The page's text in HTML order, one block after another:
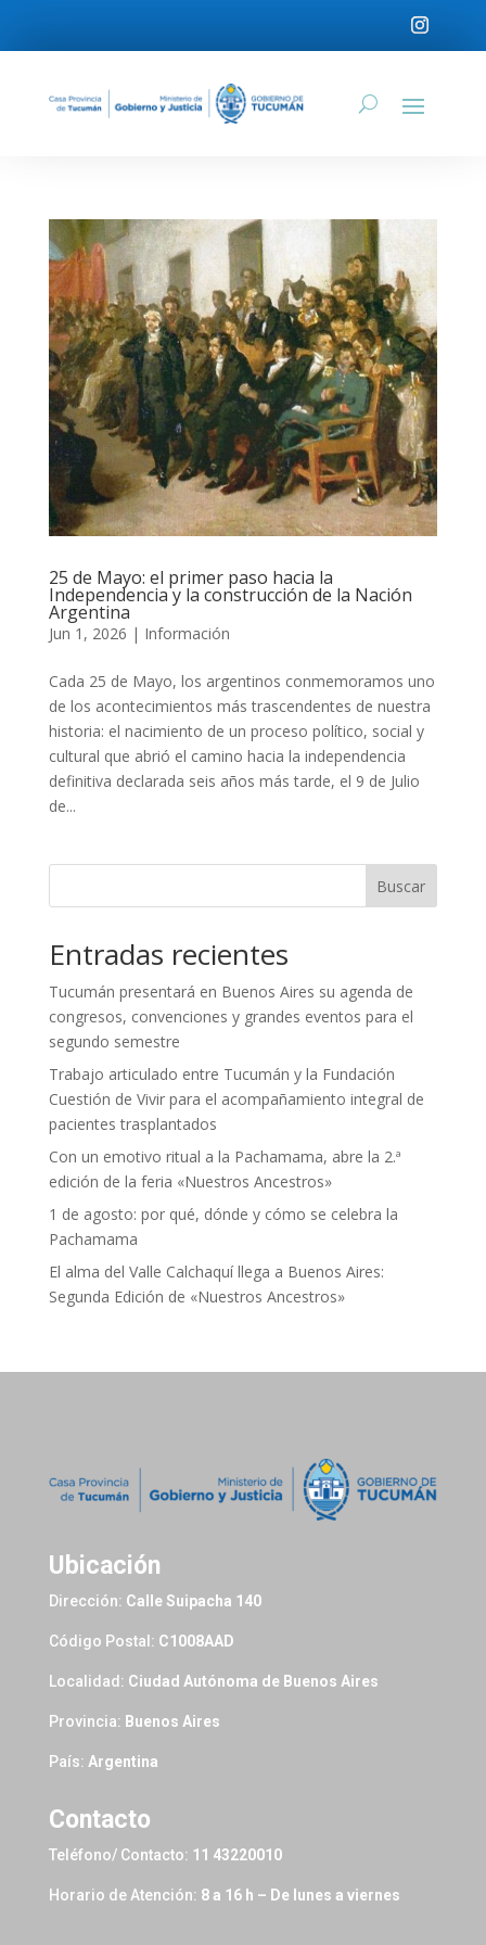
25 de Mayo: el primer paso hacia la
Independencia y la construcción de la Nación
Argentina
Jun 1, 2026 | Información
Cada 25 de Mayo, los argentinos conmemoramos uno
de los acontecimientos más trascendentes de nuestra
historia: el nacimiento de un proceso político, social y
cultural que abrió el camino hacia la independencia
definitiva declarada seis años más tarde, el 9 de Julio
de...
Buscar
Entradas recientes
Tucumán presentará en Buenos Aires su agenda de
congresos, convenciones y grandes eventos para el
segundo semestre
Trabajo articulado entre Tucumán y la Fundación
Cuestión de Vivir para el acompañamiento integral de
pacientes trasplantados
Con un emotivo ritual a la Pachamama, abre la 2.ª
edición de la feria «Nuestros Ancestros»
1 de agosto: por qué, dónde y cómo se celebra la
Pachamama
El alma del Valle Calchaquí llega a Buenos Aires:
Segunda Edición de «Nuestros Ancestros»
Ubicación
Dirección: Calle Suipacha 140
Código Postal: C1008AAD
Localidad: Ciudad Autónoma de Buenos Aires
Provincia: Buenos Aires
País: Argentina
Contacto
Teléfono/ Contacto: 11 43220010
Horario de Atención: 8 a 16 h – De lunes a viernes